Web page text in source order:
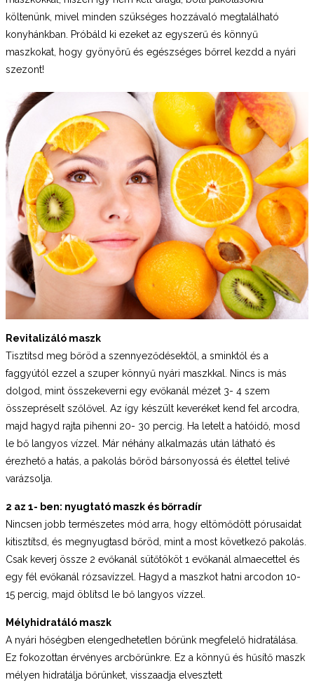
költenünk, mivel minden szükséges hozzávaló megtalálható
konyhánkban. Próbáld ki ezeket az egyszerű és könnyű
maszkokat, hogy gyönyörű és egészséges bőrrel kezdd a nyári
szezont!
Revitalizáló maszk
Tisztítsd meg bőröd a szennyeződésektől, a sminktől és a
faggyútól ezzel a szuper könnyű nyári maszkkal. Nincs is más
dolgod, mint összekeverni egy evőkanál mézet 3- 4 szem
összepréselt szőlővel. Az így készült keveréket kend fel arcodra,
majd hagyd rajta pihenni 20- 30 percig. Ha letelt a hatóidő, mosd
le bő langyos vízzel. Már néhány alkalmazás után látható és
érezhető a hatás, a pakolás bőröd bársonyossá és élettel telivé
varázsolja.
2 az 1- ben: nyugtató maszk és bőrradír
Nincsen jobb természetes mód arra, hogy eltömődött pórusaidat
kitisztítsd, és megnyugtasd bőröd, mint a most következő pakolás.
Csak keverj össze 2 evőkanál sütőtököt 1 evőkanál almaecettel és
egy fél evőkanál rózsavízzel. Hagyd a maszkot hatni arcodon 10-
15 percig, majd öblítsd le bő langyos vízzel.
Mélyhidratáló maszk
A nyári hőségben elengedhetetlen bőrünk megfelelő hidratálása.
Ez fokozottan érvényes arcbőrünkre. Ez a könnyű és hűsítő maszk
mélyen hidratálja bőrünket, visszaadja elvesztett